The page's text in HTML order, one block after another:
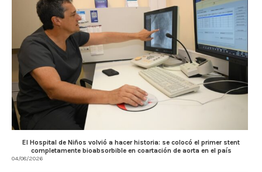
El Hospital de Niños volvió a hacer historia: se colocó el primer stent
completamente bioabsorbible en coartación de aorta en el país
04/08/2026